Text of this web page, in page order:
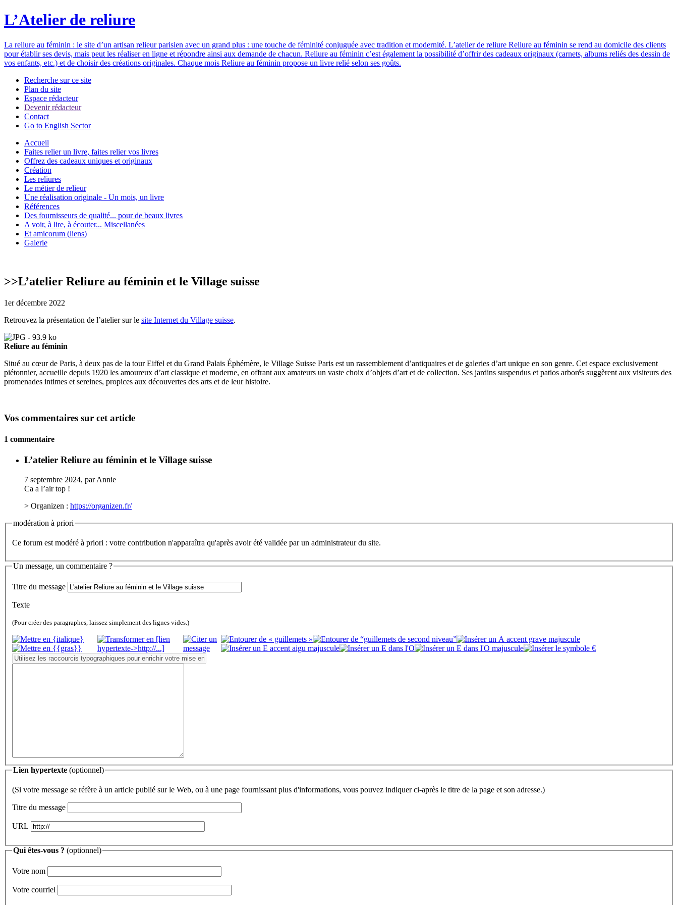
L’Atelier de reliure
La reliure au féminin : le site d’un artisan relieur parisien avec un grand plus : une touche de féminité conjuguée avec tradition et modernité. L’atelier de reliure Reliure au féminin se rend au domicile des clients
pour établir ses devis, mais peut les réaliser en ligne et répondre ainsi aux demande de chacun. Reliure au féminin c’est également la possibilité d’offrir des cadeaux originaux (carnets, albums reliés des dessin de
vos enfants, etc.) et de choisir des créations originales. Chaque mois Reliure au féminin propose un livre relié selon ses goûts.
Recherche sur ce site
Plan du site
Espace rédacteur
Devenir rédacteur
Contact
Go to English Sector
Accueil
Faites relier un livre, faites relier vos livres
Offrez des cadeaux uniques et originaux
Création
Les reliures
Le métier de relieur
Une réalisation originale - Un mois, un livre
Références
Des fournisseurs de qualité... pour de beaux livres
A voir, à lire, à écouter... Miscellanées
Et amicorum (liens)
Galerie
>>L’atelier Reliure au féminin et le Village suisse
1er décembre 2022
Retrouvez la présentation de l’atelier sur le site Internet du Village suisse.
Reliure au féminin
Situé au cœur de Paris, à deux pas de la tour Eiffel et du Grand Palais Éphémère, le Village Suisse Paris est un rassemblement d’antiquaires et de galeries d’art unique en son genre. Cet espace exclusivement
piétonnier, accueille depuis 1920 les amoureux d’art classique et moderne, en offrant aux amateurs un vaste choix d’objets d’art et de collection. Ses jardins suspendus et patios arborés suggèrent aux visiteurs des
promenades intimes et sereines, propices aux découvertes des arts et de leur histoire.
Vos commentaires sur cet article
1 commentaire
L’atelier Reliure au féminin et le Village suisse
7 septembre 2024, par Annie
Ca a l’air top !
> Organizen : https://organizen.fr/
modération à priori
Ce forum est modéré à priori : votre contribution n'apparaîtra qu'après avoir été validée par un administrateur du site.
Un message, un commentaire ?
Titre du message
Texte
(Pour créer des paragraphes, laissez simplement des lignes vides.)
Lien hypertexte (optionnel)
(Si votre message se réfère à un article publié sur le Web, ou à une page fournissant plus d'informations, vous pouvez indiquer ci-après le titre de la page et son adresse.)
Titre du message
URL
Qui êtes-vous ? (optionnel)
Votre nom
Votre courriel